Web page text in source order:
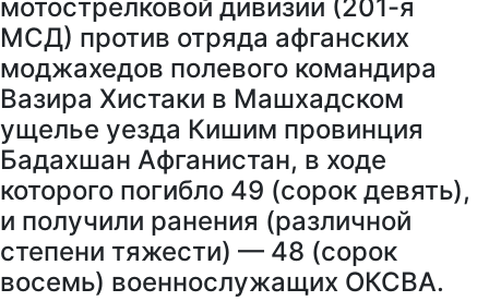
мотострелковой дивизии (201-я
МСД) против отряда афганских
моджахедов полевого командира
Вазира Хистаки в Машхадском
ущелье уезда Кишим провинция
Бадахшан Афганистан, в ходе
которого погибло 49 (сорок девять),
и получили ранения (различной
степени тяжести) — 48 (сорок
восемь) военнослужащих ОКСВА.